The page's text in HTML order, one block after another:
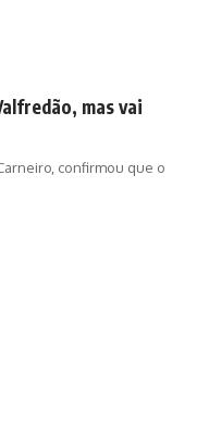
mas vai
confirmou que o